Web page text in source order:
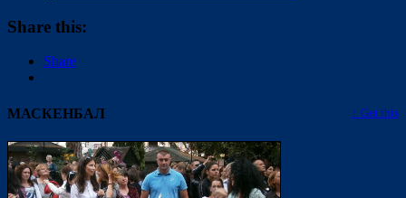
Share this:
Share
↑ Get this
МАСКЕНБАЛ